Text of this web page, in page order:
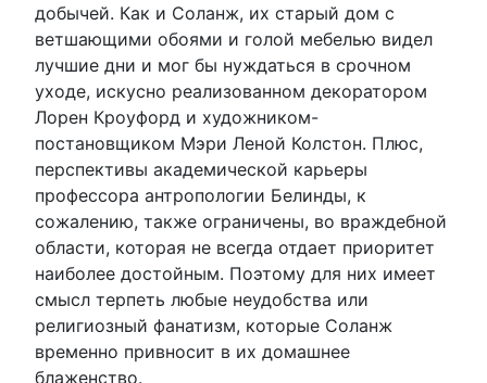
добычей. Как и Соланж, их старый дом с
ветшающими обоями и голой мебелью видел
лучшие дни и мог бы нуждаться в срочном
уходе, искусно реализованном декоратором
Лорен Кроуфорд и художником-
постановщиком Мэри Леной Колстон. Плюс,
перспективы академической карьеры
профессора антропологии Белинды, к
сожалению, также ограничены, во враждебной
области, которая не всегда отдает приоритет
наиболее достойным. Поэтому для них имеет
смысл терпеть любые неудобства или
религиозный фанатизм, которые Соланж
временно привносит в их домашнее
блаженство.